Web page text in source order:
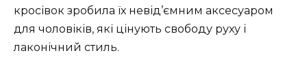
кросівок зробила їх невід’ємним аксесуаром
для чоловіків, які цінують свободу руху і
лаконічний стиль.